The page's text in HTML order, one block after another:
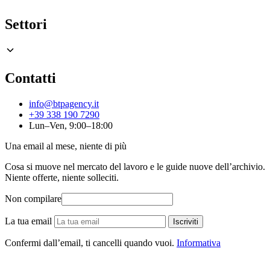
Settori
Contatti
info@btpagency.it
+39 338 190 7290
Lun–Ven, 9:00–18:00
Una email al mese, niente di più
Cosa si muove nel mercato del lavoro e le guide nuove dell’archivio.
Niente offerte, niente solleciti.
Non compilare
La tua email Iscriviti
Confermi dall’email, ti cancelli quando vuoi. Informativa